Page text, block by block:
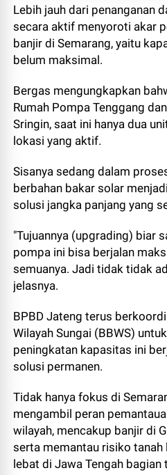
Lebih jauh dari penanganan
secara aktif menyoroti akar
banjir di Semarang, yaitu
belum maksimal.
Bergas mengungkapkan
Rumah Pompa Tenggang
Sringin, saat ini hanya dua
lokasi yang aktif.
Sisanya sedang dalam
berbahan bakar solar
solusi jangka panjang yang
"Tujuannya (upgrading) biar
pompa ini bisa berjalan
semuanya. Jadi tidak tidak
jelasnya.
BPBD Jateng terus
Wilayah Sungai (BBWS)
peningkatan kapasitas ini
solusi permanen.
Tidak hanya fokus di
mengambil peran
wilayah, mencakup banjir di
serta memantau risiko
lebat di Jawa Tengah bagian